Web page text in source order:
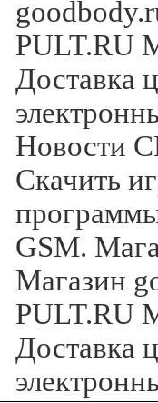
PULT.RU
Доставка
Новости
Скачить
GSM.
Магазин
PULT.RU
Доставка